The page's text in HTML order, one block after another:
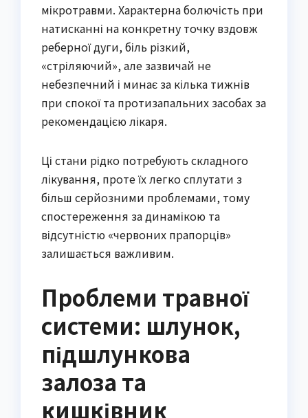
мікротравми. Характерна болючість при
натисканні на конкретну точку вздовж
реберної дуги, біль різкий,
«стріляючий», але зазвичай не
небезпечний і минає за кілька тижнів
при спокої та протизапальних засобах за
рекомендацією лікаря.
Ці стани рідко потребують складного
лікування, проте їх легко сплутати з
більш серйозними проблемами, тому
спостереження за динамікою та
відсутністю «червоних прапорців»
залишається важливим.
Проблеми травної
системи: шлунок,
підшлункова
залоза та
кишківник